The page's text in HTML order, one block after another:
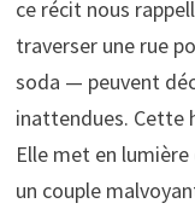
ce récit nous
traverser une rue
soda — peuvent
inattendues. Cette
Elle met en
un couple